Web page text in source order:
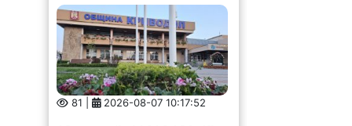
81 | 2026-08-07 10:17:52